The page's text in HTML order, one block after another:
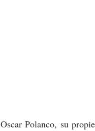
Oscar Polanco, su